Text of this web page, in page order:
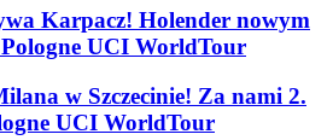
Karpacz! Holender nowym
UCI WorldTour
w Szczecinie! Za nami 2.
UCI WorldTour